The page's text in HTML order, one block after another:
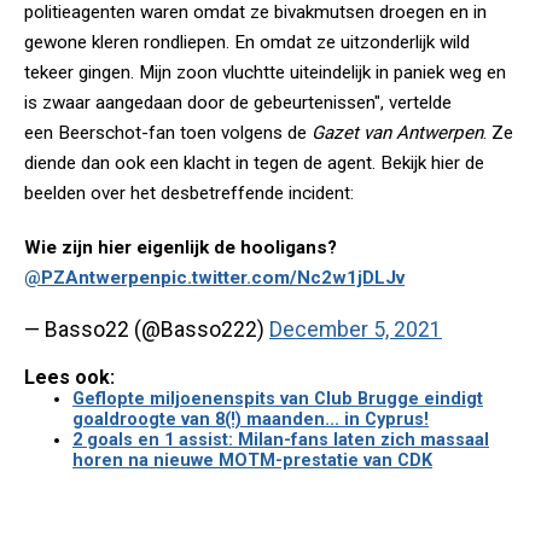
politieagenten waren omdat ze bivakmutsen droegen en in
gewone kleren rondliepen. En omdat ze uitzonderlijk wild
tekeer gingen. Mijn zoon vluchtte uiteindelijk in paniek weg en
is zwaar aangedaan door de gebeurtenissen", vertelde
een Beerschot-fan toen volgens de Gazet van Antwerpen. Ze
diende dan ook een klacht in tegen de agent. Bekijk hier de
beelden over het desbetreffende incident:
Wie zijn hier eigenlijk de hooligans?
@PZAntwerpenpic.twitter.com/Nc2w1jDLJv
— Basso22 (@Basso222) December 5, 2021
Lees ook:
Geflopte miljoenenspits van Club Brugge eindigt
goaldroogte van 8(!) maanden... in Cyprus!
2 goals en 1 assist: Milan-fans laten zich massaal
horen na nieuwe MOTM-prestatie van CDK